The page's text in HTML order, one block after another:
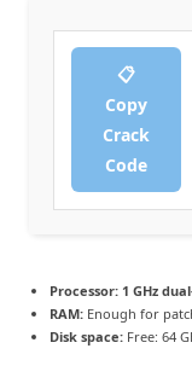
📋
Copy
Crack
Code
Processor: 1 GHz
RAM: Enough for
Disk space: Free: 64